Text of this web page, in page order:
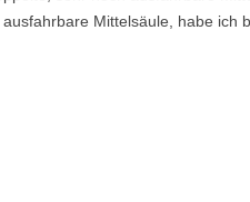
Mittelsäule, habe ich